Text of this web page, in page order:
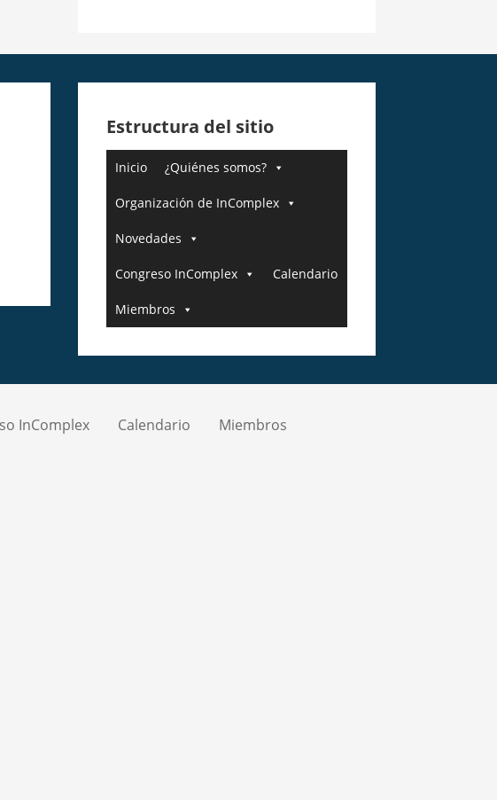
Estructura del sitio
Inicio ¿Quiénes somos?
Organización de InComplex
Novedades
Congreso InComplex Calendario
Miembros
InComplex Calendario Miembros